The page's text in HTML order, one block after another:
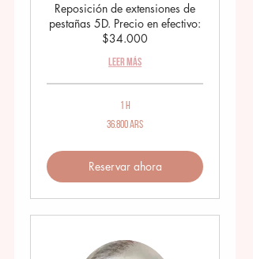
Reposición de extensiones de
pestañas 5D. Precio en efectivo:
$34.000
Leer más
1 h
36.800 ARS
Reservar ahora